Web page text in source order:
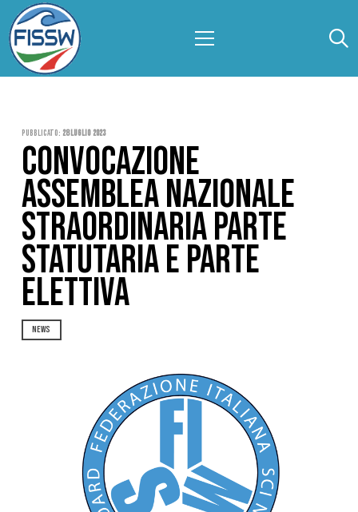
Pubblicato: 28 Luglio 2023
CONVOCAZIONE
ASSEMBLEA NAZIONALE
STRAORDINARIA PARTE
STATUTARIA E PARTE
ELETTIVA
NEWS